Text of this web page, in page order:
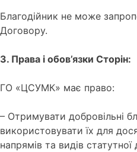
Благодійник не може
Договору.
3. Права і обов’язки Сторін:
ГО «ЦСУМК» має право:
– Отримувати добровільні
використовувати їх для
напрямів та видів